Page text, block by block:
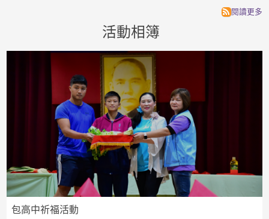
閱讀更多
活動相簿
包高中祈福活動